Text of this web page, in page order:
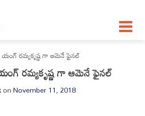
రమ్యకృష్ణ గా ఆమెనే ఫైనల్
రమ్యకృష్ణ గా ఆమెనే ఫైనల్
onNovember 11, 2018